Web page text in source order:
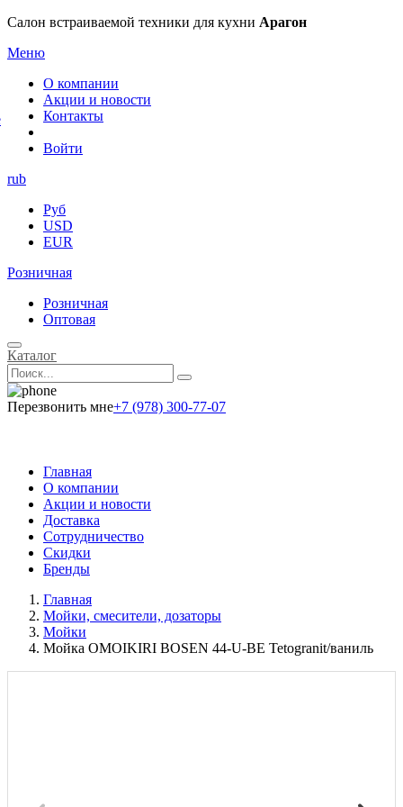
Салон встраиваемой техники для кухни Арагон
Меню
О компании
Акции и новости
Контакты
Войти
rub
Руб
USD
EUR
Розничная
Розничная
Оптовая
Каталог
Перезвонить мне+7 (978) 300-77-07
Главная
О компании
Акции и новости
Доставка
Сотрудничество
Скидки
Бренды
Главная
Мойки, смесители, дозаторы
Мойки
Мойка OMOIKIRI BOSEN 44-U-BE Tetogranit/ваниль